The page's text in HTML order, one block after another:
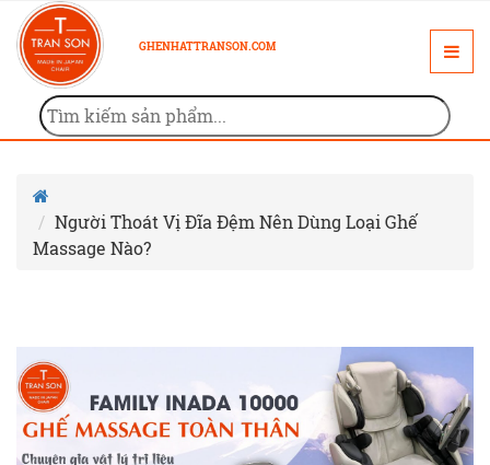
GHENHATTRANSON.COM
Người Thoát Vị Đĩa Đệm Nên Dùng Loại Ghế
Massage Nào?